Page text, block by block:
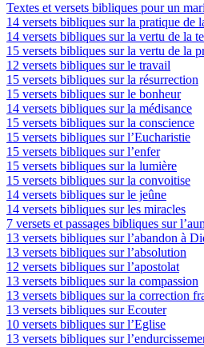
Textes et versets bibliques pour un
14 versets bibliques sur la pratique de
14 versets bibliques sur la vertu de la
15 versets bibliques sur la vertu de la
12 versets bibliques sur le travail
15 versets bibliques sur la résurrection
15 versets bibliques sur le bonheur
14 versets bibliques sur la médisance
15 versets bibliques sur la conscience
15 versets bibliques sur l’Eucharistie
15 versets bibliques sur l’enfer
15 versets bibliques sur la lumière
15 versets bibliques sur la convoitise
14 versets bibliques sur le jeûne
14 versets bibliques sur les miracles
7 versets et passages bibliques sur
13 versets bibliques sur l’abandon à
13 versets bibliques sur l’absolution
12 versets bibliques sur l’apostolat
13 versets bibliques sur la compassion
13 versets bibliques sur la correction
13 versets bibliques sur Ecouter
10 versets bibliques sur l’Eglise
13 versets bibliques sur